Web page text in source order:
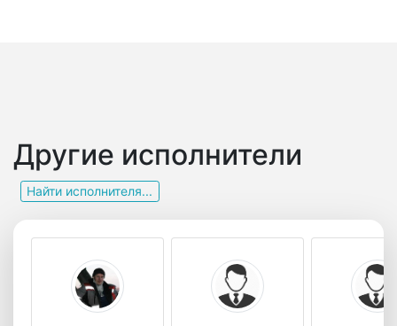
Другие исполнители
Найти исполнителя...